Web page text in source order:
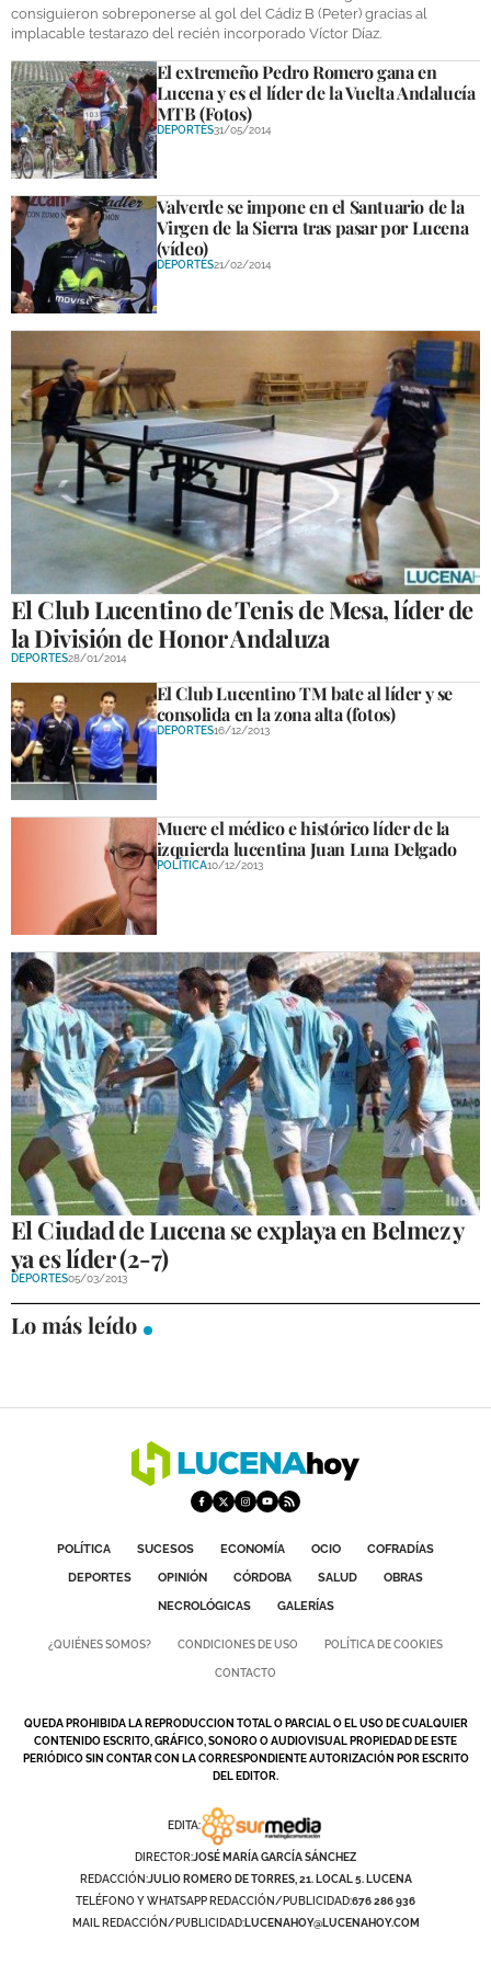
DEPORTES
COMPETICIONES
DEPORTE BASE
OPINIÓN
VENTANA CIUDADANA
CÓRDOBA
PROVINCIA
SUBBÉTICA HOY
SALUD
OBRAS
NECROLÓGICAS
GALERÍAS
consiguieron sobreponerse al gol del Cádiz B (Peter) gracias al
implacable testarazo del recién incorporado Víctor Díaz.
El extremeño Pedro Romero gana en
Lucena y es el líder de la Vuelta Andalucía
MTB (Fotos)
DEPORTES31/05/2014
Valverde se impone en el Santuario de la
Virgen de la Sierra tras pasar por Lucena
(vídeo)
DEPORTES21/02/2014
El Club Lucentino de Tenis de Mesa, líder de
la División de Honor Andaluza
DEPORTES28/01/2014
El Club Lucentino TM bate al líder y se
consolida en la zona alta (fotos)
DEPORTES16/12/2013
Muere el médico e histórico líder de la
izquierda lucentina Juan Luna Delgado
POLÍTICA10/12/2013
El Ciudad de Lucena se explaya en Belmez y
ya es líder (2-7)
DEPORTES05/03/2013
Lo más leído
POLÍTICA SUCESOS ECONOMÍA OCIO
COFRADÍAS
DEPORTES
OPINIÓN CÓRDOBA SALUD
OBRAS
NECROLÓGICAS
GALERÍAS
¿QUIÉNES SOMOS? CONDICIONES DE USO POLÍTICA DE COOKIES
CONTACTO
QUEDA PROHIBIDA LA REPRODUCCION TOTAL O PARCIAL O EL USO DE CUALQUIER
CONTENIDO ESCRITO, GRÁFICO, SONORO O AUDIOVISUAL PROPIEDAD DE ESTE
PERIÓDICO SIN CONTAR CON LA CORRESPONDIENTE AUTORIZACIÓN POR ESCRITO
DEL EDITOR.
EDITA:
DIRECTOR:JOSÉ MARÍA GARCÍA SÁNCHEZ
REDACCIÓN:JULIO ROMERO DE TORRES, 21. LOCAL 5. LUCENA
TELÉFONO Y WHATSAPP REDACCIÓN/PUBLICIDAD:676 286 936
MAIL REDACCIÓN/PUBLICIDAD:LUCENAHOY@LUCENAHOY.COM